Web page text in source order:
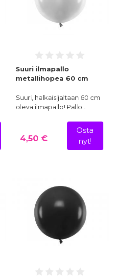
Suuri ilmapallo
metallihopea 60 cm
Suuri, halkaisijaltaan 60 cm
oleva ilmapallo! Pallo…
4,50 €
Osta
nyt!